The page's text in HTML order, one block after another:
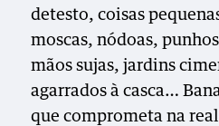
detesto, coisas
moscas, nódoas,
mãos sujas, jardins
agarrados à casca…
que comprometa na